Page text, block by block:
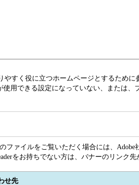
すく役に立つホームページとするために
用できる設定になっていない、または、
ファイルをご覧いただく場合には、Adobe
をお持ちでない方は、バナーのリンク
せ先